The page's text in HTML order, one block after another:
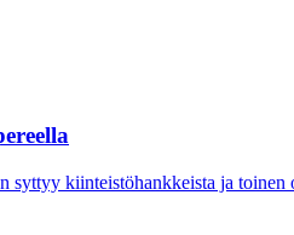
syttyy kiinteistöhankkeista ja